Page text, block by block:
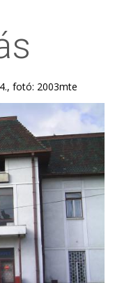
fotó: 2003mte